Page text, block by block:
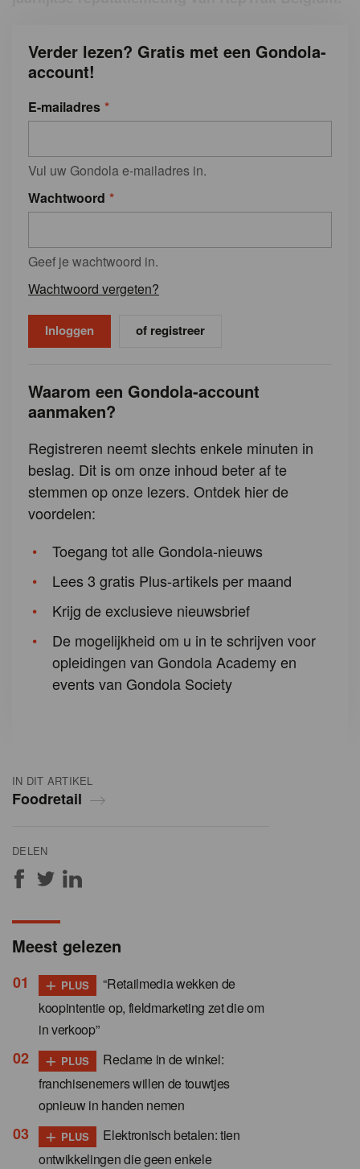
IN DIT ARTIKEL
Foodretail
DELEN
Verder lezen? Gratis met een Gondola-
account!
E-mailadres
Vul uw Gondola e-mailadres in.
Wachtwoord
Geef je wachtwoord in.
Wachtwoord vergeten?
of registreer
Waarom een Gondola-account
aanmaken?
Registreren neemt slechts enkele minuten in
beslag. Dit is om onze inhoud beter af te
stemmen op onze lezers. Ontdek hier de
voordelen:
Toegang tot alle Gondola-nieuws
Lees 3 gratis Plus-artikels per maand
Krijg de exclusieve nieuwsbrief
De mogelijkheid om u in te schrijven voor
opleidingen van Gondola Academy en
events van Gondola Society
Meest gelezen
+ PLUS
“Retailmedia wekken de
koopintentie op, fieldmarketing zet die om
in verkoop”
+ PLUS
Reclame in de winkel:
franchisenemers willen de touwtjes
opnieuw in handen nemen
+ PLUS
Elektronisch betalen: tien
ontwikkelingen die geen enkele